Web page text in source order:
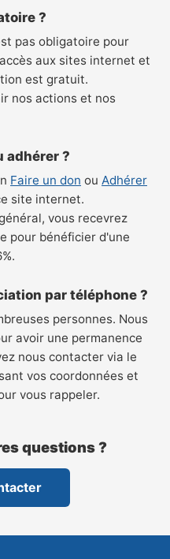
?
pas obligatoire pour
aux sites internet et
est gratuit.
nos actions et nos
adhérer ?
Faire un don ou Adhérer
site internet.
vous recevrez
pour bénéficier d'une
par téléphone ?
personnes. Nous
avoir une permanence
nous contacter via le
vos coordonnées et
vous rappeler.
questions ?